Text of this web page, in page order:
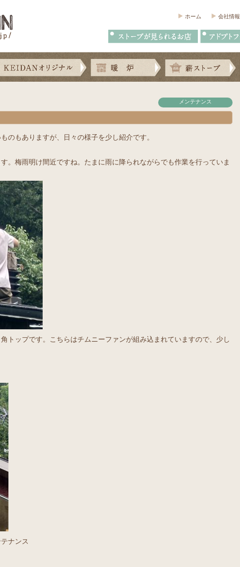
ホーム 会社情報
メンテナンス
のもありますが、日々の様子を少し紹介です。
。梅雨明け間近ですね。たまに雨に降られながらでも作業を行っていま
トップです。こちらはチムニーファンが組み込まれていますので、少し
ナンス